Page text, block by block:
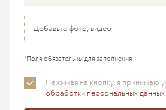
Добавьте фото, видео
*Поля обязательны для заполнения
Нажимая на кнопку, я принимаю
обработки персональных данных